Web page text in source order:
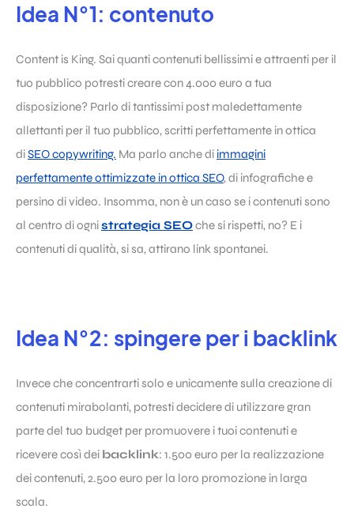
Idea N°1: contenuto
Content is King. Sai quanti contenuti bellissimi e attraenti per il
tuo pubblico potresti creare con 4.000 euro a tua
disposizione? Parlo di tantissimi post maledettamente
allettanti per il tuo pubblico, scritti perfettamente in ottica
diSEO copywriting. Ma parlo anche di immagini
perfettamente ottimizzate in ottica SEO, di infografiche e
persino di video. Insomma, non è un caso se i contenuti sono
al centro di ognistrategia SEOche si rispetti, no? E i
contenuti di qualità, si sa, attirano link spontanei.
Idea N°2: spingere per i backlink
Invece che concentrarti solo e unicamente sulla creazione di
contenuti mirabolanti, potresti decidere di utilizzare gran
parte del tuo budget per promuovere i tuoi contenuti e
ricevere così dei backlink: 1.500 euro per la realizzazione
dei contenuti, 2.500 euro per la loro promozione in larga
scala.